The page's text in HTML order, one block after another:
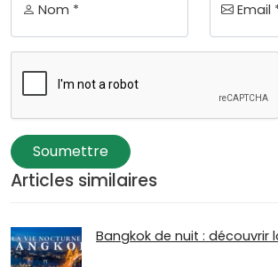
Nom * Email
Soumettre
Articles similaires
Bangkok de nuit : découvrir